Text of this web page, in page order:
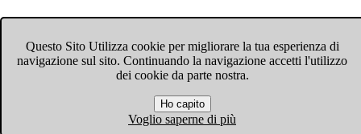
Questo Sito Utilizza cookie per migliorare la tua esperienza di
navigazione sul sito. Continuando la navigazione accetti l'utilizzo
dei cookie da parte nostra.
Ho capito
Voglio saperne di più
Menu